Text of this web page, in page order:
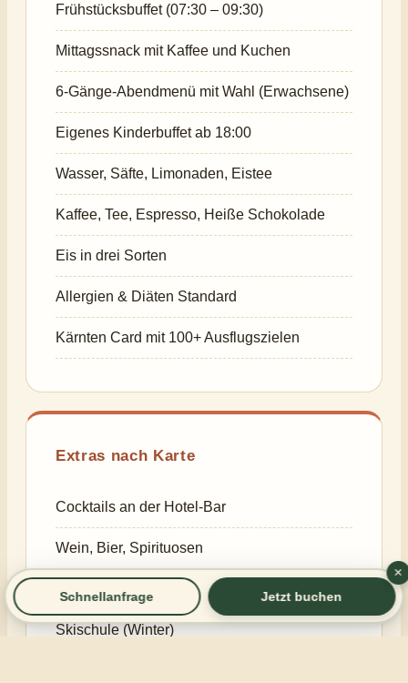
Frühstücksbuffet (07:30 – 09:30)
Mittagssnack mit Kaffee und Kuchen
6-Gänge-Abendmenü mit Wahl (Erwachsene)
Eigenes Kinderbuffet ab 18:00
Wasser, Säfte, Limonaden, Eistee
Kaffee, Tee, Espresso, Heiße Schokolade
Eis in drei Sorten
Allergien & Diäten Standard
Kärnten Card mit 100+ Ausflugszielen
Extras nach Karte
Cocktails an der Hotel-Bar
Wein, Bier, Spirituosen
Spa-Anwendungen & Massagen
Skischule (Winter)
×
Schnellanfrage Jetzt buchen